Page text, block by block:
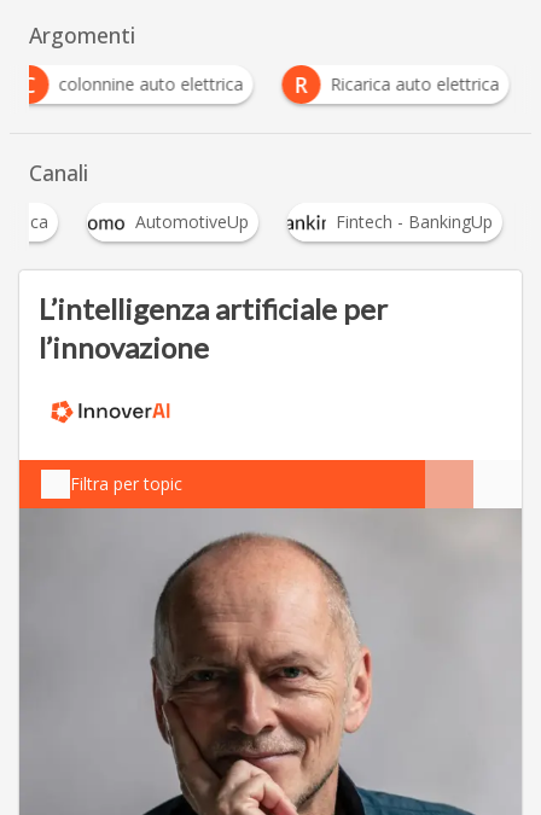
Argomenti
C
colonnine auto elettrica R Ricarica auto elettrica
Canali
AutomotiveUp Fintech - BankingUp
L’intelligenza artificiale per
l’innovazione
Filtra per topic